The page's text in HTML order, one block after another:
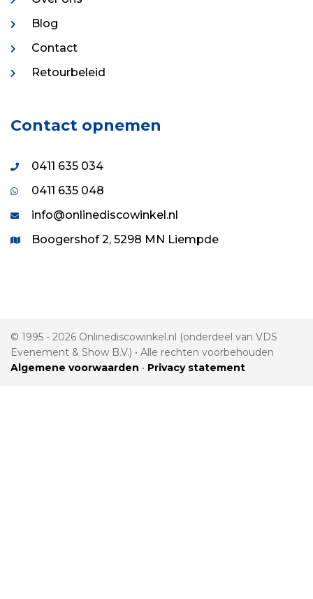
Blog
Contact
Retourbeleid
Contact opnemen
0411 635 034
0411 635 048
info@onlinediscowinkel.nl
Boogershof 2, 5298 MN Liempde
© 1995 - 2026 Onlinediscowinkel.nl (onderdeel van VDS
Evenement & Show B.V.) • Alle rechten voorbehouden
Algemene voorwaarden • Privacy statement